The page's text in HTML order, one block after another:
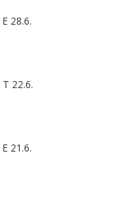
E 28.6.
T 22.6.
E 21.6.